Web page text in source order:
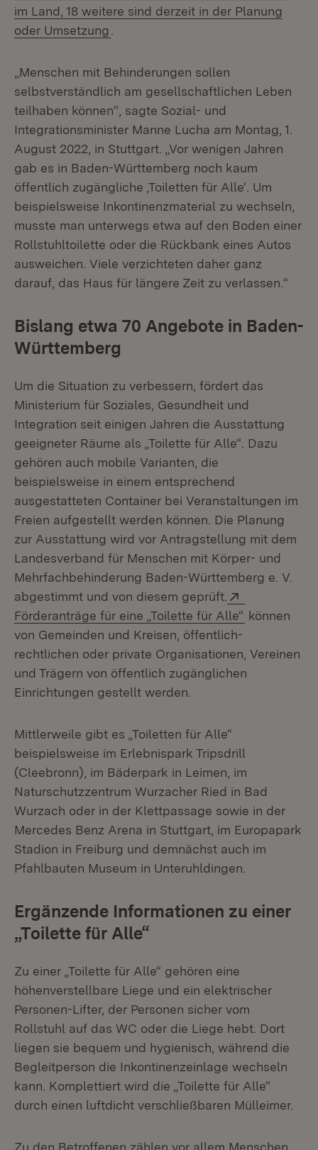
im Land, 18 weitere sind derzeit in der Planung
oder Umsetzung
„Menschen mit Behinderungen sollen
selbstverständlich am gesellschaftlichen Leben
teilhaben können“, sagte Sozial- und
Integrationsminister Manne Lucha am Montag, 1.
August 2022, in Stuttgart. „Vor wenigen Jahren
gab es in Baden-Württemberg noch kaum
öffentlich zugängliche ‚Toiletten für Alle‘. Um
beispielsweise Inkontinenzmaterial zu wechseln,
musste man unterwegs etwa auf den Boden einer
Rollstuhltoilette oder die Rückbank eines Autos
ausweichen. Viele verzichteten daher ganz
darauf, das Haus für längere Zeit zu verlassen.“
Bislang etwa 70 Angebote in Baden-
Württemberg
Um die Situation zu verbessern, fördert das
Ministerium für Soziales, Gesundheit und
Integration seit einigen Jahren die Ausstattung
geeigneter Räume als „Toilette für Alle“. Dazu
gehören auch mobile Varianten, die
beispielsweise in einem entsprechend
ausgestatteten Container bei Veranstaltungen im
Freien aufgestellt werden können. Die Planung
zur Ausstattung wird vor Antragstellung mit dem
Landesverband für Menschen mit Körper- und
Mehrfachbehinderung Baden-Württemberg e. V.
abgestimmt und von diesem geprüft.
Förderanträge für eine „Toilette für Alle“ (Öffnet in
können
von Gemeinden und Kreisen, öffentlich-
rechtlichen oder private Organisationen, Vereinen
und Trägern von öffentlich zugänglichen
Einrichtungen gestellt werden.
Mittlerweile gibt es „Toiletten für Alle“
beispielsweise im Erlebnispark Tripsdrill
(Cleebronn), im Bäderpark in Leimen, im
Naturschutzzentrum Wurzacher Ried in Bad
Wurzach oder in der Klettpassage sowie in der
Mercedes Benz Arena in Stuttgart, im Europapark
Stadion in Freiburg und demnächst auch im
Pfahlbauten Museum in Unteruhldingen.
Ergänzende Informationen zu einer
„Toilette für Alle“
Zu einer „Toilette für Alle“ gehören eine
höhenverstellbare Liege und ein elektrischer
Personen-Lifter, der Personen sicher vom
Rollstuhl auf das WC oder die Liege hebt. Dort
liegen sie bequem und hygienisch, während die
Begleitperson die Inkontinenzeinlage wechseln
kann. Komplettiert wird die „Toilette für Alle“
durch einen luftdicht verschließbaren Mülleimer.
Zu den Betroffenen zählen vor allem Menschen